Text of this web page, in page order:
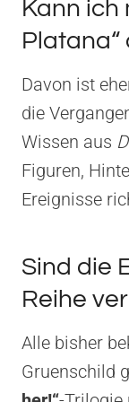
Kann ich
Davon ist
die
Wissen aus
Figuren,
Ereignisse
Sind die
Reihe
Alle bisher
Gruenschild